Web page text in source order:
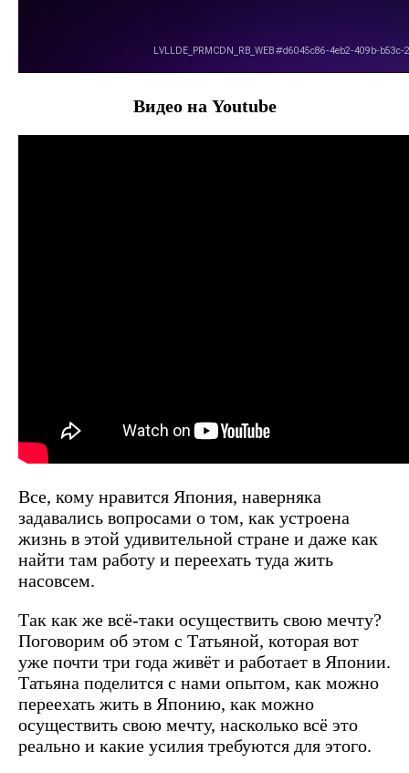
Видео на Youtube
Все, кому нравится Япония, наверняка
задавались вопросами о том, как устроена
жизнь в этой удивительной стране и даже как
найти там работу и переехать туда жить
насовсем.
Так как же всё-таки осуществить свою мечту?
Поговорим об этом с Татьяной, которая вот
уже почти три года живёт и работает в Японии.
Татьяна поделится с нами опытом, как можно
переехать жить в Японию, как можно
осуществить свою мечту, насколько всё это
реально и какие усилия требуются для этого.